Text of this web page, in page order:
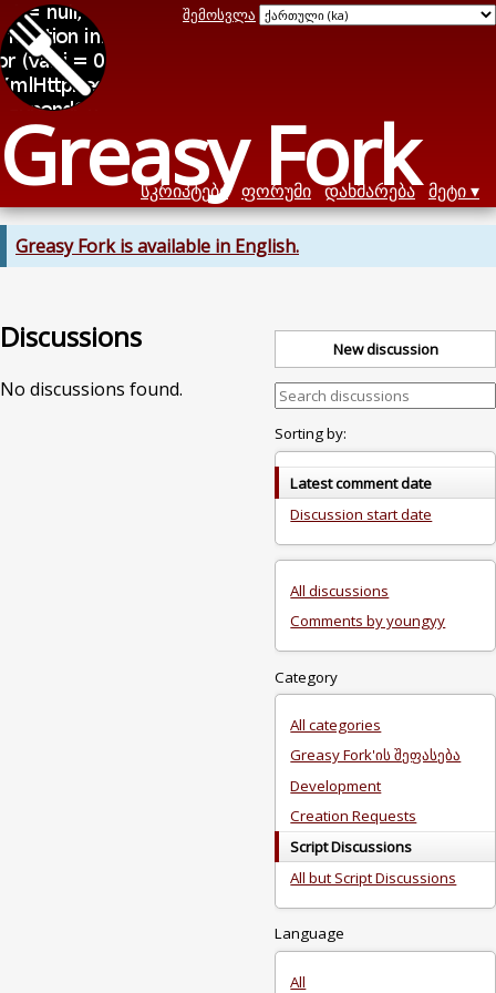
Greasy Fork
შემოსვლა
სკრიპტები ფორუმი დახმარება მეტი
Greasy Fork is available in English.
Discussions
No discussions found.
New discussion
Sorting by:
Latest comment date
Discussion start date
All discussions
Comments by youngyy
Category
All categories
Greasy Fork'ის შეფასება
Development
Creation Requests
Script Discussions
All but Script Discussions
Language
All